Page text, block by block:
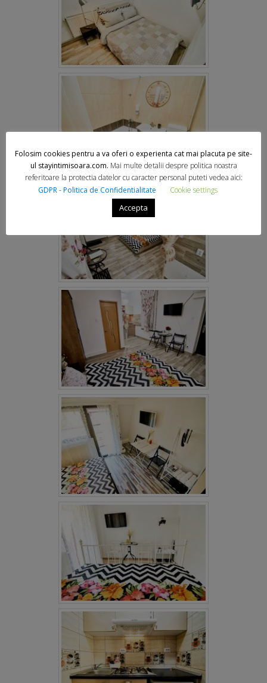
Folosim cookies pentru a va oferi o experienta cat mai placuta pe site-
ul stayintimisoara.com. Mai multe detalii despre politica noastra
referitoare la protectia datelor cu caracter personal puteti vedea aici:
GDPR - Politica de Confidentialitate
Cookie settings
Accepta